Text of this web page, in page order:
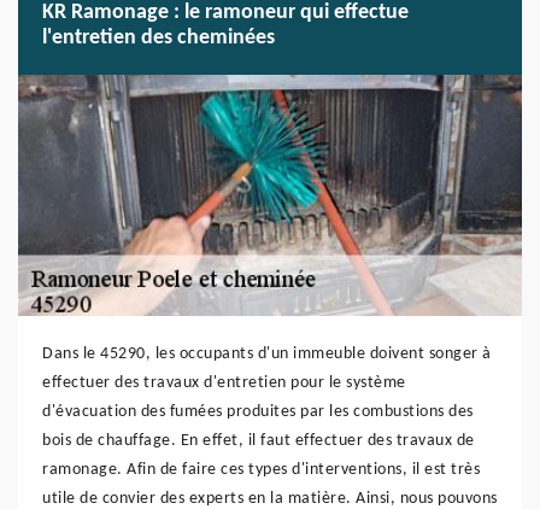
KR Ramonage : le ramoneur qui effectue
l'entretien des cheminées
Dans le 45290, les occupants d'un immeuble doivent songer à
effectuer des travaux d'entretien pour le système
d'évacuation des fumées produites par les combustions des
bois de chauffage. En effet, il faut effectuer des travaux de
ramonage. Afin de faire ces types d'interventions, il est très
utile de convier des experts en la matière. Ainsi, nous pouvons